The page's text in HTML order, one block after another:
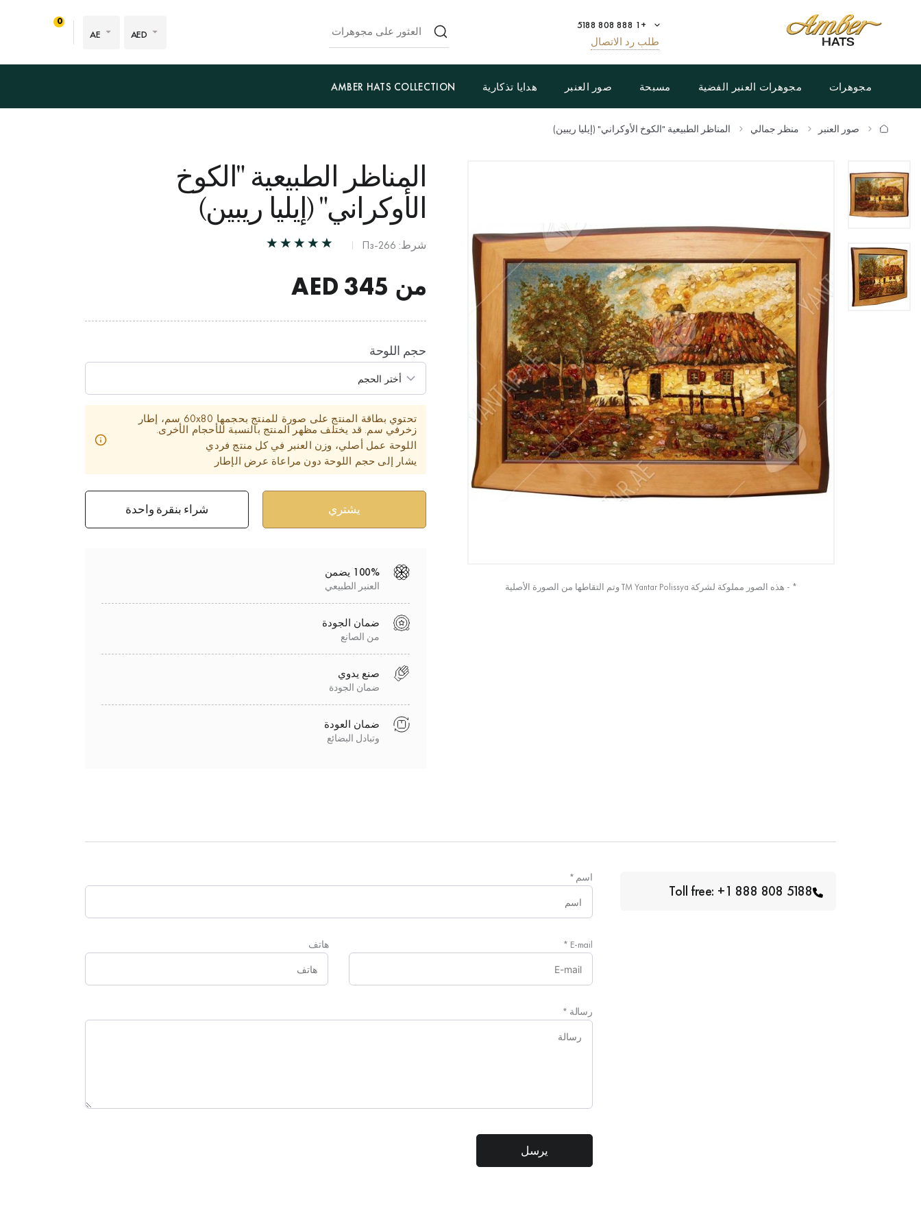
+1 888 808 5188
طلب رد الاتصال
AED
AE
0
مجوهرات مجوهرات العنبر الفضية مسبحة صور العنبر هدايا تذكارية AMBER HATS COLLECTION
صور العنبر منظر جمالي المناظر الطبيعية "الكوخ الأوكراني" (إيليا ريبين)
* - هذه الصور مملوكة لشركة TM Yantar Polissya وتم التقاطها من الصورة الأصلية
المناظر الطبيعية "الكوخ
الأوكراني" (إيليا ريبين)
شرط: Пз-266
من
حجم اللوحة
تحتوي بطاقة المنتج على صورة للمنتج بحجمها 60x80 سم، إطار
زخرفي سم. قد يختلف مظهر المنتج بالنسبة للأحجام الأخرى.
اللوحة عمل أصلي، وزن العنبر في كل منتج فردي
يشار إلى حجم اللوحة دون مراعاة عرض الإطار
شراء بنقرة واحدة
100% يضمن
العنبر الطبيعي
ضمان الجودة
من الصانع
صنع يدوي
ضمان الجودة
ضمان العودة
وتبادل البضائع
اسم *
E-mail
* هاتف
رسالة *
Toll free: +1 888 808 5188